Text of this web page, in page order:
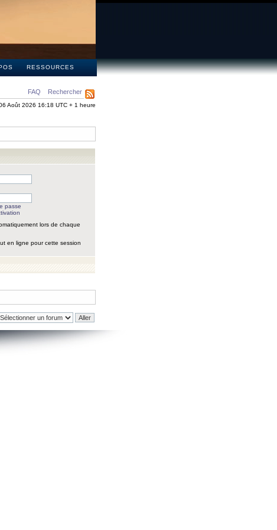
RESSOURCES
FAQ Rechercher
Août 2026 16:18 UTC + 1 heure
passe
lors de chaque
en ligne pour cette session